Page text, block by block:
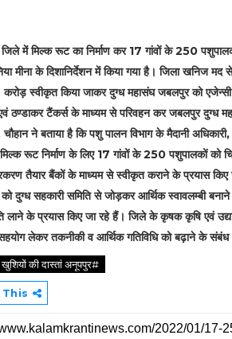
जिले में मिल्क रूट का निर्माण कर 17 गांवों के 250
मीना के दिशानिर्देशन में किया गया है। जिला खनिज
स्वीकृत किया जाकर दुग्ध महासंघ जबलपुर को एजेन्सी
ठण्डाकर टैंकर्स के माध्यम से परिवहन कर जबलपुर दुग्ध
चौहान ने बताया है कि पशु पालन विभाग के मैदानी
मिल्क रूट निर्माण के लिए 17 गांवों के 250 पशुपालकों
तैयार बैंकों के माध्यम से स्वीकृत कराने के प्रयास किए
दुग्ध सहकारी समिति से जोड़कर आर्थिक स्वावलम्बी
लाने के प्रयास किए जा रहे हैं। जिले के कृषक कृषि एवं
लेकर तकनीकी व आर्थिक गतिविधि को बढ़ाने के संबंध
खुशियों की दास्तां अनूपपुर#